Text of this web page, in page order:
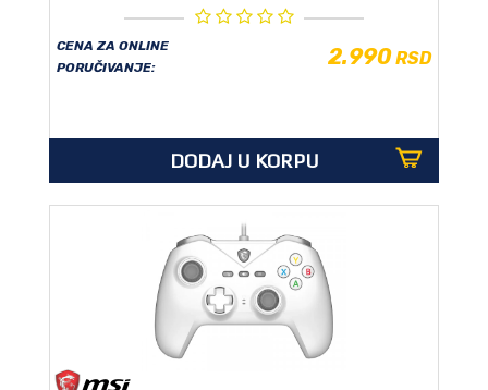
CENA ZA ONLINE
PORUČIVANJE:
2.990RSD
DODAJ U KORPU